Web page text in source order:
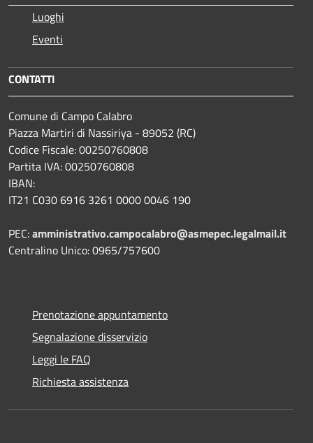
Luoghi
Eventi
CONTATTI
Comune di Campo Calabro
Piazza Martiri di Nassiriya - 89052 (RC)
Codice Fiscale: 00250760808
Partita IVA: 00250760808
IBAN:
IT21 C030 6916 3261 0000 0046 190
PEC:amministrativo.campocalabro@asmepec.legalmail.it
Centralino Unico: 0965/757600
Prenotazione appuntamento
Segnalazione disservizio
Leggi le FAQ
Richiesta assistenza